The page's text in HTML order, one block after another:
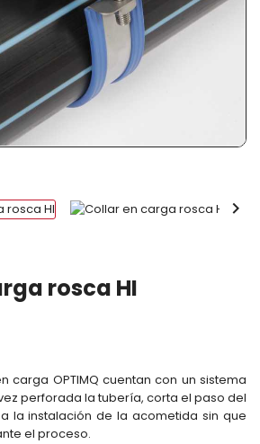

rosca HI
carga OPTIMQ cuentan con un sistema
perforada la tubería, corta el paso del
la instalación de la acometida sin que
el proceso.